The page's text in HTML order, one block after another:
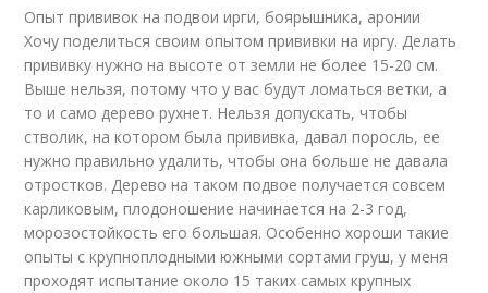
Опыт прививок на подвои ирги, боярышника, аронии
Хочу поделиться своим опытом прививки на иргу. Делать
прививку нужно на высоте от земли не более 15-20 см.
Выше нельзя, потому что у вас будут ломаться ветки, а
то и само дерево рухнет. Нельзя допускать, чтобы
стволик, на котором была прививка, давал поросль, ее
нужно правильно удалить, чтобы она больше не давала
отростков. Дерево на таком подвое получается совсем
карликовым, плодоношение начинается на 2-3 год,
морозостойкость его большая. Особенно хороши такие
опыты с крупноплодными южными сортами груш, у меня
проходят испытание около 15 таких самых крупных